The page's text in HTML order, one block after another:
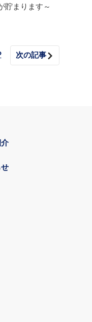
貯まります～
次の記事